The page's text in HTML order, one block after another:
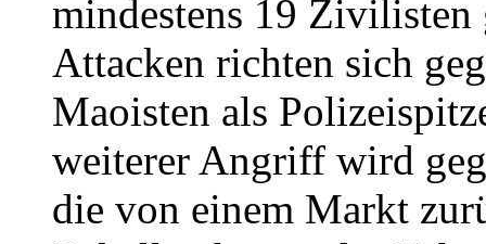
mindestens 19
Attacken richten sich
Maoisten als
weiterer Angriff wird
die von einem Markt